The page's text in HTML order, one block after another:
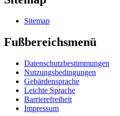
Sitemap
Fußbereichsmenü
Datenschutzbestimmungen
Nutzungsbedingungen
Gebärdensprache
Leichte Sprache
Barrierefreiheit
Impressum